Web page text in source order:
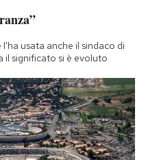
usata anche il sindaco di
il significato si è evoluto